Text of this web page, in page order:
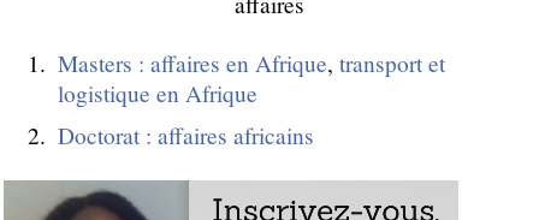
Masters : affaires en Afrique, transport et
logistique en Afrique
Doctorat : affaires africains